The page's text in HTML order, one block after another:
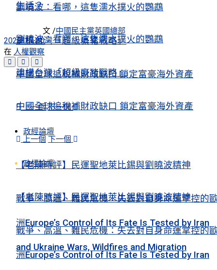
劉曉波：看哪，這隻濡水撲火的鸚鵡
建構台灣「超級豪豬戰略」
中國全球追稅補財政缺口 鎖定富豪海外資產
上一個 下一個
政經論壇
【老陳時評】民運聖地萊比錫與劉曉波精神
戰爭、高溫、難民危機：失去對自身命運掌控的
洲Europe’s Control of Its Fate Is Tested by Iran
and Ukraine Wars, Wildfires and Migration
生活？
劉曉波：看哪，這隻濡水撲火的鸚鵡
建構台灣「超級豪豬戰略」
中國全球追稅補財政缺口 鎖定富豪海外資產
上一個 下一個
政經論壇
【老陳時評】民運聖地萊比錫與劉曉波精神
戰爭、高溫、難民危機：失去對自身命運掌控的
洲Europe’s Control of Its Fate Is Tested by Iran
文 /中國民主黨英國總部
2025-10-30
在 人權觀察